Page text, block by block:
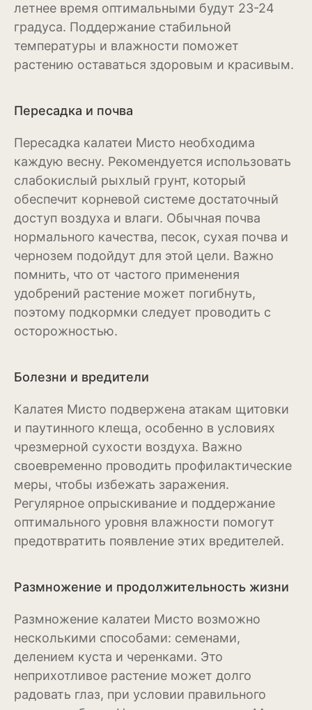
Антуриум
Бегония
Глоксиния
Кротон или кодиеум
Орхидея
Сингониум
Спатифиллум
Фикус
Кустарники и деревья
Бересклет
Дёрен
Жимолость
Ива
Клен
Лиственница
Можжевельник
Пихта
летнее время оптимальными будут 23-24
градуса. Поддержание стабильной
температуры и влажности поможет
растению оставаться здоровым и красивым.
Пересадка и почва
Пересадка калатеи Мисто необходима
каждую весну. Рекомендуется использовать
слабокислый рыхлый грунт, который
обеспечит корневой системе достаточный
доступ воздуха и влаги. Обычная почва
нормального качества, песок, сухая почва и
чернозем подойдут для этой цели. Важно
помнить, что от частого применения
удобрений растение может погибнуть,
поэтому подкормки следует проводить с
осторожностью.
Болезни и вредители
Калатея Мисто подвержена атакам щитовки
и паутинного клеща, особенно в условиях
чрезмерной сухости воздуха. Важно
своевременно проводить профилактические
меры, чтобы избежать заражения.
Регулярное опрыскивание и поддержание
оптимального уровня влажности помогут
предотвратить появление этих вредителей.
Размножение и продолжительность жизни
Размножение калатеи Мисто возможно
несколькими способами: семенами,
делением куста и черенками. Это
неприхотливое растение может долго
радовать глаз, при условии правильного